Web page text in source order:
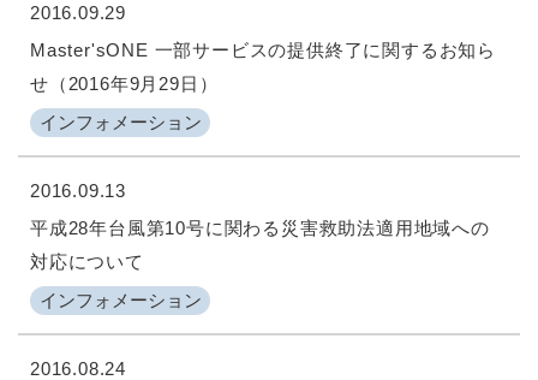
2016.09.29
インフォメーション
Master'sONE 一部サービスの提供終了に関するお知ら
せ（2016年9月29日）
2016.09.13
インフォメーション
平成28年台風第10号に関わる災害救助法適用地域への
対応について
2016.08.24